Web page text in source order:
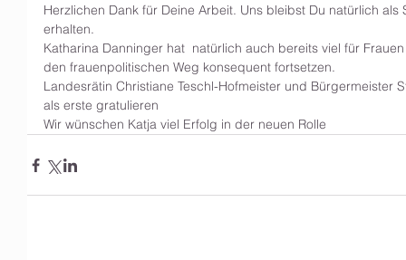
Herzlichen Dank für Deine Arbeit. Uns bleibst Du natürlich
erhalten.
Katharina Danninger hat  natürlich auch bereits viel für
den frauenpolitischen Weg konsequent fortsetzen.
Landesrätin Christiane Teschl-Hofmeister und Bürgermeister
als erste gratulieren
Wir wünschen Katja viel Erfolg in der neuen Rolle